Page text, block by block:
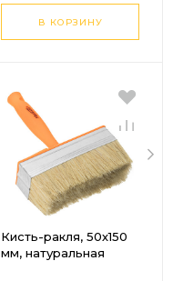
В КОРЗИНУ
Кисть-ракля, 50х150
мм, натуральная